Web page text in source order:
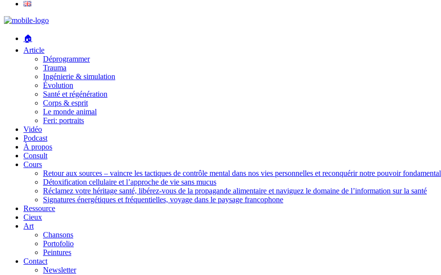
🏠
Article
Déprogrammer
Trauma
Ingénierie & simulation
Évolution
Santé et régénération
Corps & esprit
Le monde animal
Feri: portraits
Vidéo
Podcast
À propos
Consult
Cours
Retour aux sources – vaincre les tactiques de contrôle mental dans nos vies personnelles et reconquérir notre pouvoir fondamental
Détoxification cellulaire et l’approche de vie sans mucus
Réclamez votre héritage santé, libérez-vous de la propagande alimentaire et naviguez le domaine de l’information sur la santé
Signatures énergétiques et fréquentielles, voyage dans le paysage francophone
Ressource
Cieux
Art
Chansons
Portofolio
Peintures
Contact
Newsletter